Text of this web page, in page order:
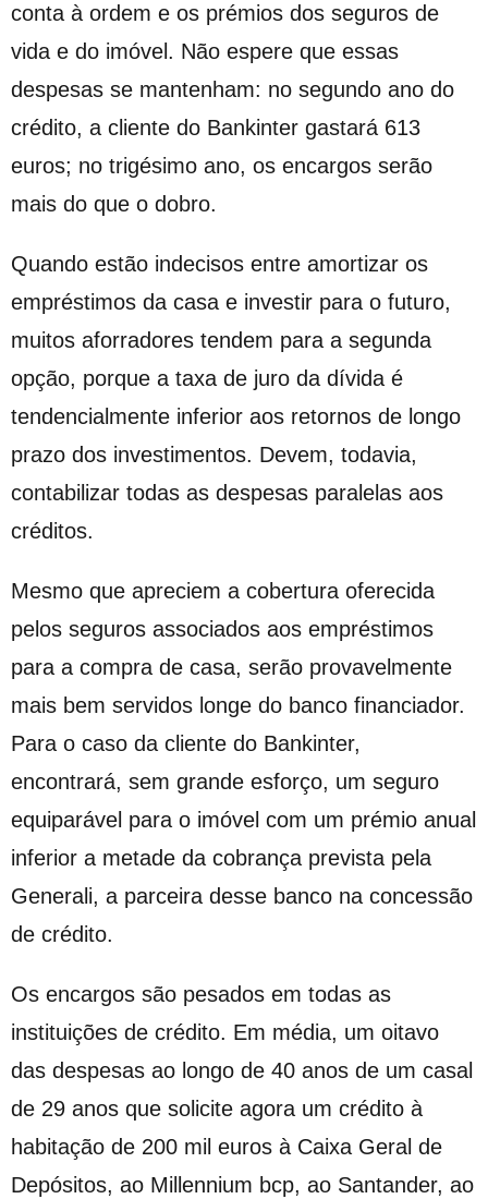
conta à ordem e os prémios dos seguros de
vida e do imóvel. Não espere que essas
despesas se mantenham: no segundo ano do
crédito, a cliente do Bankinter gastará 613
euros; no trigésimo ano, os encargos serão
mais do que o dobro.
Quando estão indecisos entre amortizar os
empréstimos da casa e investir para o futuro,
muitos aforradores tendem para a segunda
opção, porque a taxa de juro da dívida é
tendencialmente inferior aos retornos de longo
prazo dos investimentos. Devem, todavia,
contabilizar todas as despesas paralelas aos
créditos.
Mesmo que apreciem a cobertura oferecida
pelos seguros associados aos empréstimos
para a compra de casa, serão provavelmente
mais bem servidos longe do banco financiador.
Para o caso da cliente do Bankinter,
encontrará, sem grande esforço, um seguro
equiparável para o imóvel com um prémio anual
inferior a metade da cobrança prevista pela
Generali, a parceira desse banco na concessão
de crédito.
Os encargos são pesados em todas as
instituições de crédito. Em média, um oitavo
das despesas ao longo de 40 anos de um casal
de 29 anos que solicite agora um crédito à
habitação de 200 mil euros à Caixa Geral de
Depósitos, ao Millennium bcp, ao Santander, ao